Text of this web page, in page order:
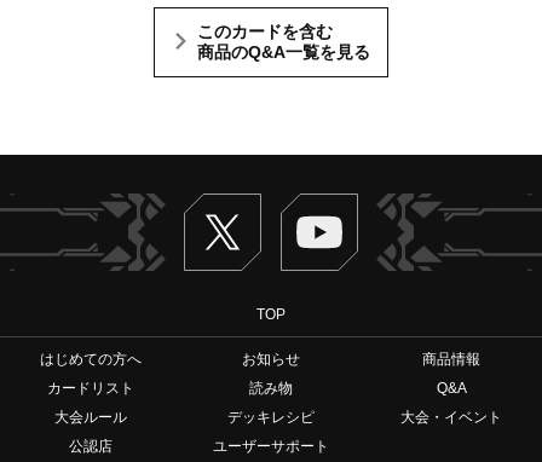
このカードを含む
商品のQ&A一覧を見る
Twitter ヴァンガードch
TOP
はじめての方へ お知らせ
商品情報
カードリスト
読み物
Q&A
大会ルール
デッキレシピ
大会・イベント
公認店
ユーザーサポート